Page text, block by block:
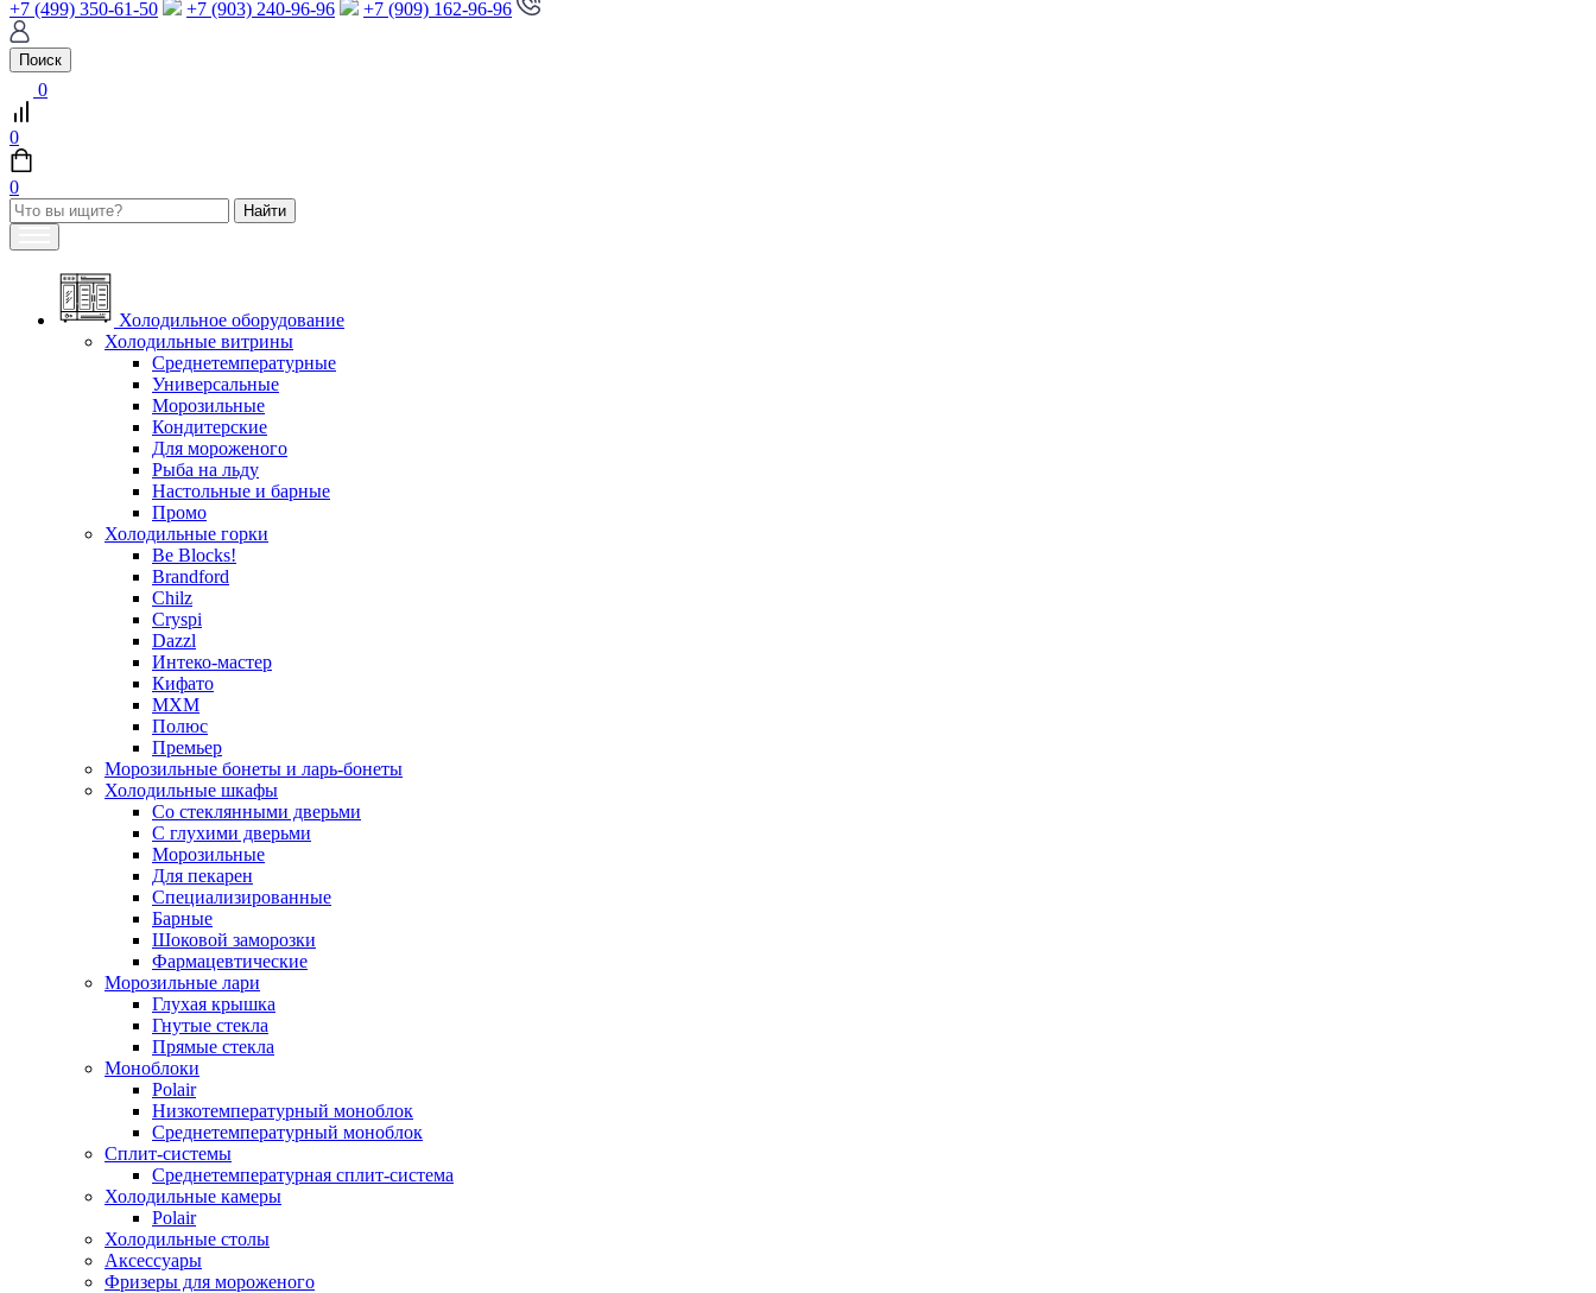
+7 (499) 350-61-50 +7 (903) 240-96-96 +7 (909) 162-96-96
Поиск
0
0
0
Холодильное оборудование
Холодильные витрины
Среднетемпературные
Универсальные
Морозильные
Кондитерские
Для мороженого
Рыба на льду
Настольные и барные
Промо
Холодильные горки
Be Blocks!
Brandford
Chilz
Cryspi
Dazzl
Интеко-мастер
Кифато
МХМ
Полюс
Премьер
Морозильные бонеты и ларь-бонеты
Холодильные шкафы
Со стеклянными дверьми
С глухими дверьми
Морозильные
Для пекарен
Специализированные
Барные
Шоковой заморозки
Фармацевтические
Морозильные лари
Глухая крышка
Гнутые стекла
Прямые стекла
Моноблоки
Polair
Низкотемпературный моноблок
Среднетемпературный моноблок
Сплит-системы
Среднетемпературная сплит-система
Холодильные камеры
Polair
Холодильные столы
Аксессуары
Фризеры для мороженого